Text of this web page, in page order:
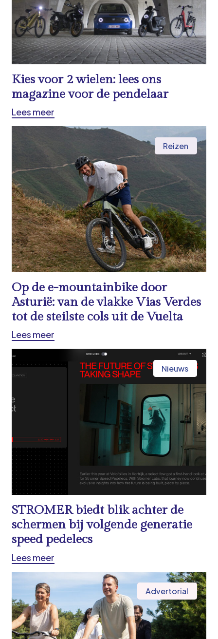
Kies voor 2 wielen: lees ons
magazine voor de pendelaar
Lees meer
Reizen
Op de e-mountainbike door
Asturië: van de vlakke Vias Verdes
tot de steilste cols uit de Vuelta
Lees meer
Nieuws
STROMER biedt blik achter de
schermen bij volgende generatie
speed pedelecs
Lees meer
Advertorial